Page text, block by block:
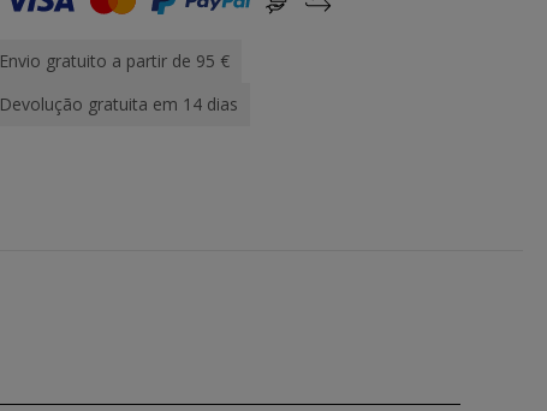
Envio gratuito a partir de 95 €
Devolução gratuita em 14 dias